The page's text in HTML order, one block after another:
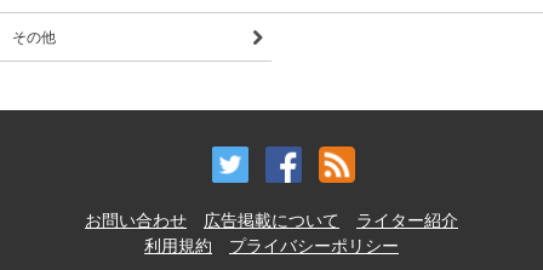
その他
お問い合わせ 広告掲載について
ライター紹介
利用規約
プライバシーポリシー